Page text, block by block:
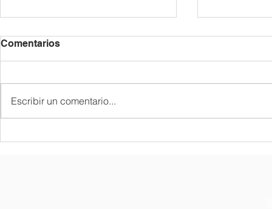
2026/27년 등록 안내 /
Matrícula para el Curso
내해 드립니다. 새 학기 등록 시에
는 담당 교사가 배정한 반으로 신
6월 공지
일 행정교사에게
Comentarios
Escribir un comentario...